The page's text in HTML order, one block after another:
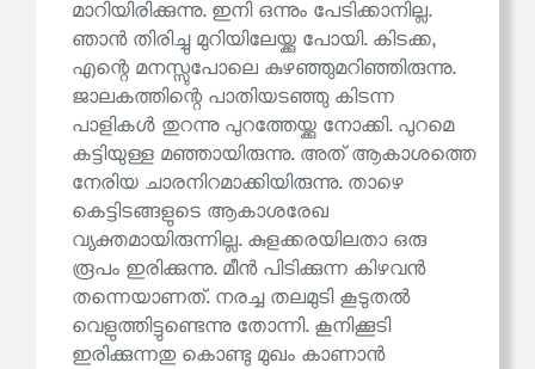
മാറിയിരിക്കുന്നു. ഇനി ഒന്നും പേടിക്കാനില്ല.
ഞാൻ തിരിച്ചു മുറിയിലേയ്ക്കു പോയി. കിടക്ക,
എന്റെ മനസ്സുപോലെ കുഴഞ്ഞുമറിഞ്ഞിരുന്നു.
ജാലകത്തിന്റെ പാതിയടഞ്ഞു കിടന്ന
പാളികൾ തുറന്നു പുറത്തേയ്ക്കു നോക്കി. പുറമെ
കട്ടിയുള്ള മഞ്ഞായിരുന്നു. അത് ആകാശത്തെ
നേരിയ ചാരനിറമാക്കിയിരുന്നു. താഴെ
കെട്ടിടങ്ങളുടെ ആകാശരേഖ
വ്യക്തമായിരുന്നില്ല. കുളക്കരയിലതാ ഒരു
രൂപം ഇരിക്കുന്നു. മീൻ പിടിക്കുന്ന കിഴവൻ
തന്നെയാണത്. നരച്ച തലമുടി കൂടുതൽ
വെളുത്തിട്ടുണ്ടെന്നു തോന്നി. കൂനിക്കൂടി
ഇരിക്കുന്നതു കൊണ്ടു മുഖം കാണാൻ